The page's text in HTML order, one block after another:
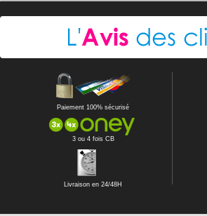
Paiement 100% sécurisé
3 ou 4 fois CB
Livraison en 24/48H